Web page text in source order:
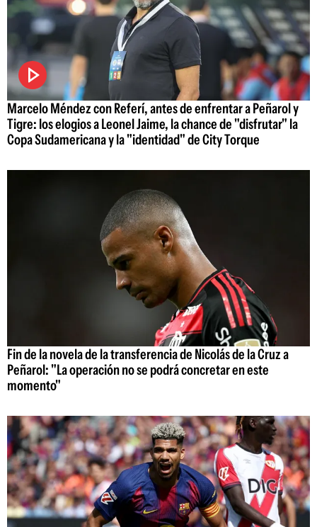
Marcelo Méndez con Referí, antes de enfrentar a Peñarol y
Tigre: los elogios a Leonel Jaime, la chance de "disfrutar" la
Copa Sudamericana y la "identidad" de City Torque
Fin de la novela de la transferencia de Nicolás de la Cruz a
Peñarol: "La operación no se podrá concretar en este
momento"